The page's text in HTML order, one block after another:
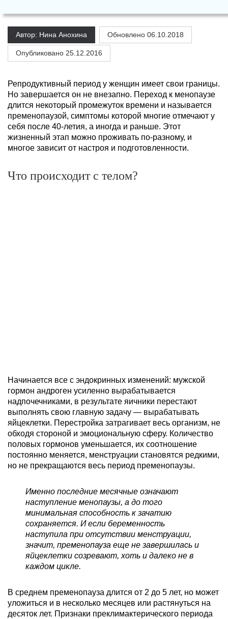
Автор: Нина Анохина Обновлено 06.10.2018
Опубликовано 25.12.2016
Репродуктивный период у женщин имеет свои границы.
Но завершается он не внезапно. Переход к менопаузе
длится некоторый промежуток времени и называется
пременопаузой, симптомы которой многие отмечают у
себя после 40-летия, а иногда и раньше. Этот
жизненный этап можно проживать по-разному, и
многое зависит от настроя и подготовленности.
Что происходит с телом?
Начинается все с эндокринных изменений: мужской
гормон андроген усиленно вырабатывается
надпочечниками, в результате яичники перестают
выполнять свою главную задачу — вырабатывать
яйцеклетки. Перестройка затрагивает весь организм, не
обходя стороной и эмоциональную сферу. Количество
половых гормонов уменьшается, их соотношение
постоянно меняется, менструации становятся редкими,
но не прекращаются весь период пременопаузы.
Именно последние месячные означают
наступление менопаузы, а до того
минимальная способность к зачатию
сохраняется. И если беременность
наступила при отсутствии менструации,
значит, пременопауза еще не завершилась и
яйцеклетки созревают, хоть и далеко не в
каждом цикле.
В среднем пременопауза длится от 2 до 5 лет, но может
уложиться и в несколько месяцев или растянуться на
десяток лет. Признаки преклимактерического периода